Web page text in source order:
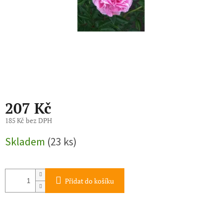
207 Kč
185 Kč bez DPH
cena:
Skladem (23 ks)
Přidat do košíku